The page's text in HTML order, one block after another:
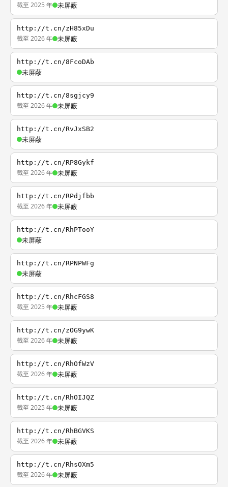
截至 2025 年 未屏蔽
http://t.cn/zH85xDu
截至 2026 年 未屏蔽
http://t.cn/8FcoDAb
未屏蔽
http://t.cn/8sgjcy9
截至 2026 年 未屏蔽
http://t.cn/RvJxSB2
未屏蔽
http://t.cn/RP8Gykf
截至 2026 年 未屏蔽
http://t.cn/RPdjfbb
截至 2026 年 未屏蔽
http://t.cn/RhPTooY
未屏蔽
http://t.cn/RPNPWFg
未屏蔽
http://t.cn/RhcFGS8
截至 2025 年 未屏蔽
http://t.cn/zOG9ywK
截至 2026 年 未屏蔽
http://t.cn/RhOfWzV
截至 2026 年 未屏蔽
http://t.cn/RhOIJQZ
截至 2025 年 未屏蔽
http://t.cn/RhBGVKS
截至 2026 年 未屏蔽
http://t.cn/RhsOXm5
截至 2026 年 未屏蔽